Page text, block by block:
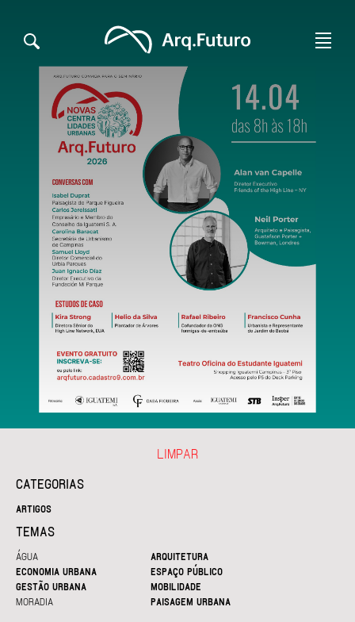
CATEGORIAS
ARTIGOS
TEMAS
ÁGUA
ARQUITETURA
ECONOMIA URBANA
ESPAÇO PÚBLICO
GESTÃO URBANA
MOBILIDADE
MORADIA
PAISAGEM URBANA
LIMPAR